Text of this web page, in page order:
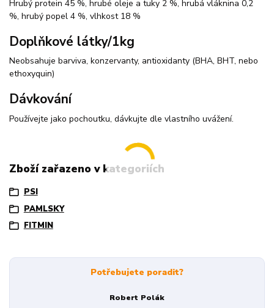
Hrubý protein 45 %, hrubé oleje a tuky 2 %, hrubá vláknina 0,2
%, hrubý popel 4 %, vlhkost 18 %
Doplňkové látky/1kg
Neobsahuje barviva, konzervanty, antioxidanty (BHA, BHT, nebo
ethoxyquin)
Dávkování
Používejte jako pochoutku, dávkujte dle vlastního uvážení.
Zboží zařazeno v kategoriích
PSI
PAMLSKY
FITMIN
Potřebujete poradit?
Robert Polák